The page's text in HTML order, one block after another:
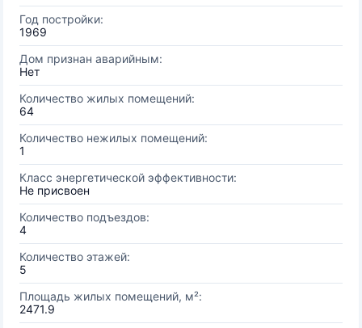
Год постройки:
1969
Дом признан аварийным:
Нет
Количество жилых помещений:
64
Количество нежилых помещений:
1
Класс энергетической эффективности:
Не присвоен
Количество подъездов:
4
Количество этажей:
5
Площадь жилых помещений, м²:
2471.9